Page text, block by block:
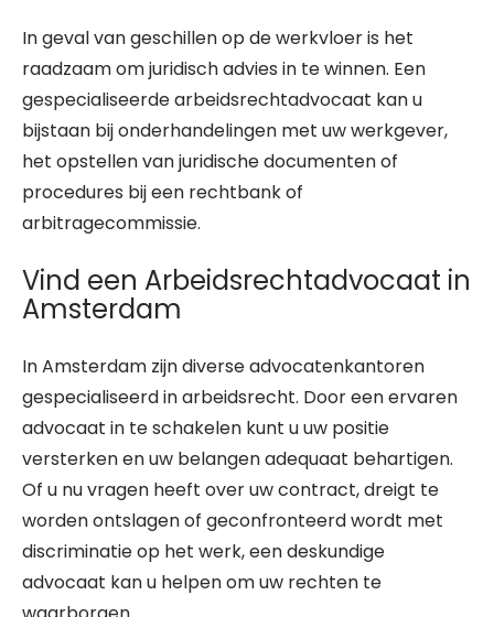
In geval van geschillen op de werkvloer is het
raadzaam om juridisch advies in te winnen. Een
gespecialiseerde arbeidsrechtadvocaat kan u
bijstaan bij onderhandelingen met uw werkgever,
het opstellen van juridische documenten of
procedures bij een rechtbank of
arbitragecommissie.
Vind een Arbeidsrechtadvocaat in
Amsterdam
In Amsterdam zijn diverse advocatenkantoren
gespecialiseerd in arbeidsrecht. Door een ervaren
advocaat in te schakelen kunt u uw positie
versterken en uw belangen adequaat behartigen.
Of u nu vragen heeft over uw contract, dreigt te
worden ontslagen of geconfronteerd wordt met
discriminatie op het werk, een deskundige
advocaat kan u helpen om uw rechten te